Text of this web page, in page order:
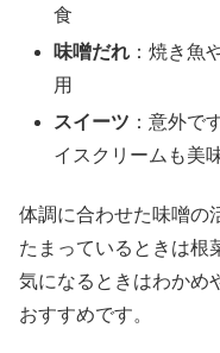
食
味噌だれ ：焼き魚
用
スイーツ ：意外で
イスクリームも美
体調に合わせた味噌の
たまっているときは根
気になるときはわかめ
おすすめです。